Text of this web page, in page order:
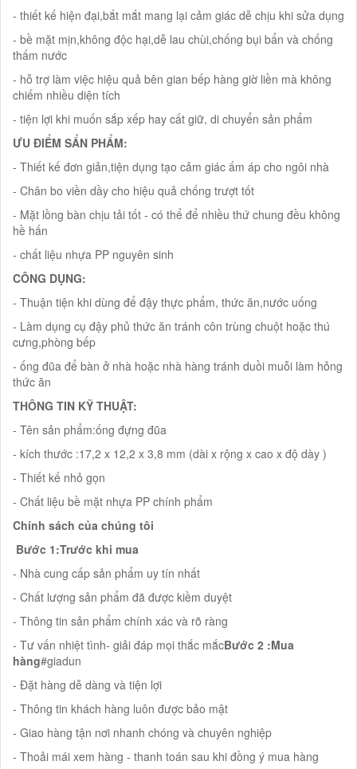
- thiết kế hiện đại,bắt mắt mang lại cảm giác dễ chịu khi sửa dụng
- bề mặt mịn,không độc hại,dễ lau chùi,chống bụi bẩn và chống
thấm nước
- hỗ trợ làm việc hiệu quả bên gian bếp hàng giờ liền mà không
chiếm nhiều diện tích
- tiện lợi khi muốn sắp xếp hay cất giữ, di chuyển sản phẩm
ƯU ĐIỂM SẨN PHẨM:
- Thiết kế đơn giản,tiện dụng tạo cảm giác ấm áp cho ngôi nhà
- Chân bo viền dầy cho hiệu quả chống trượt tốt
- Mặt lồng bàn chịu tải tốt - có thể để nhiều thứ chung đều không
hề hấn
- chất liệu nhựa PP nguyên sinh
CÔNG DỤNG:
- Thuận tiện khi dùng để đậy thực phẩm, thức ăn,nước uống
- Làm dụng cụ đậy phủ thức ăn tránh côn trùng chuột hoặc thú
cưng,phòng bếp
- ống đũa để bàn ở nhà hoặc nhà hàng tránh duồi muỗi làm hỏng
thức ăn
THÔNG TIN KỸ THUẬT:
- Tên sản phẩm:ống đựng đũa
- kích thước :17,2 x 12,2 x 3,8 mm (dài x rộng x cao x độ dày )
- Thiết kế nhỏ gọn
- Chất liệu bề mặt nhựa PP chính phẩm
Chính sách của chúng tôi
Bước 1:Trước khi mua
- Nhà cung cấp sản phẩm uy tín nhất
- Chất lượng sản phẩm đã được kiềm duyệt
- Thông tin sản phẩm chính xác và rõ ràng
- Tư vấn nhiệt tình- giải đáp mọi thắc mắcBước 2 :Mua
hàng#giadun
- Đặt hàng dễ dàng và tiện lợi
- Thông tin khách hàng luôn được bảo mật
- Giao hàng tận nơi nhanh chóng và chuyên nghiệp
- Thoải mái xem hàng - thanh toán sau khi đồng ý mua hàng